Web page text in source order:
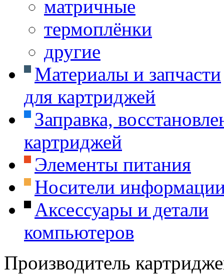
матричные
термоплёнки
другие
Материалы и запчасти
для картриджей
Заправка,
картриджей
Элементы питания
Носители
Аксессуары и детали
компьютеров
Производитель